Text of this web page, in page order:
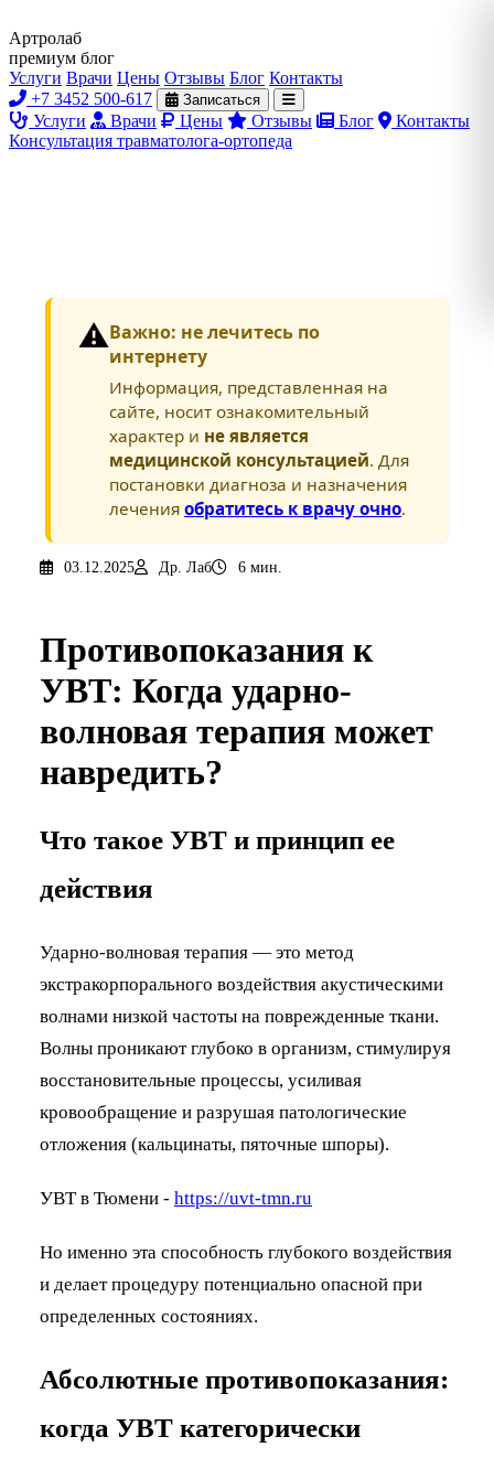
Артролаб
премиум блог
Услуги Врачи Цены Отзывы Блог Контакты
+7 3452 500-617
Записаться
Услуги Врачи Цены Отзывы Блог
Контакты
Консультация травматолога-ортопеда
⚠️Важно: не лечитесь по
интернету
Информация, представленная на
сайте, носит ознакомительный
характер и не является
медицинской консультацией. Для
постановки диагноза и назначения
лечения обратитесь к врачу очно.
03.12.2025 Др. Лаб 6 мин.
Противопоказания к
УВТ: Когда ударно-
волновая терапия может
навредить?
Что такое УВТ и принцип ее
действия
Ударно-волновая терапия — это метод
экстракорпорального воздействия акустическими
волнами низкой частоты на поврежденные ткани.
Волны проникают глубоко в организм, стимулируя
восстановительные процессы, усиливая
кровообращение и разрушая патологические
отложения (кальцинаты, пяточные шпоры).
УВТ в Тюмени - https://uvt-tmn.ru
Но именно эта способность глубокого воздействия
и делает процедуру потенциально опасной при
определенных состояниях.
Абсолютные противопоказания:
когда УВТ категорически